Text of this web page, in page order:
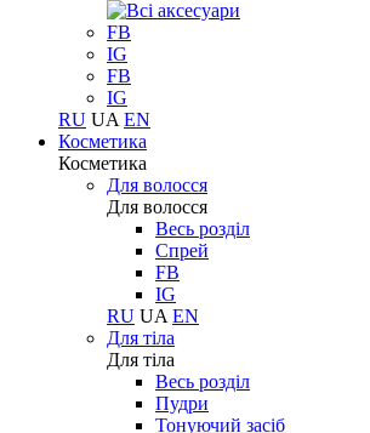
FB
IG
FB
IG
RU UA EN
Косметика
Косметика
Для волосся
Для волосся
Весь розділ
Спрей
FB
IG
RU UA EN
Для тіла
Для тіла
Весь розділ
Пудри
Тонуючий засіб